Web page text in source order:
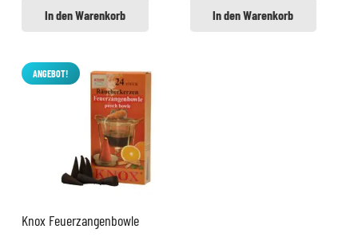
In den Warenkorb In den Warenkorb
ANGEBOT!
Knox Feuerzangenbowle